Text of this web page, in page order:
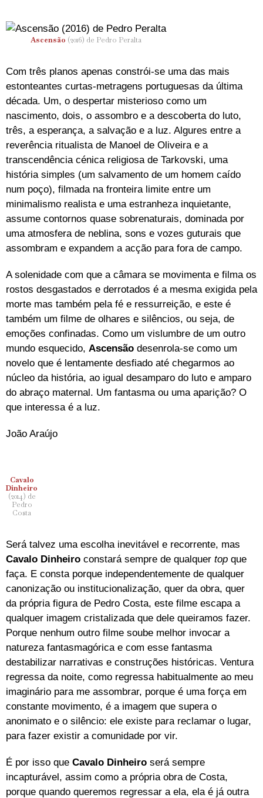
Ascensão (2016) de Pedro Peralta
Com três planos apenas constrói-se uma das mais
estonteantes curtas-metragens portuguesas da última
década. Um, o despertar misterioso como um
nascimento, dois, o assombro e a descoberta do luto,
três, a esperança, a salvação e a luz. Algures entre a
reverência ritualista de Manoel de Oliveira e a
transcendência cénica religiosa de Tarkovski, uma
história simples (um salvamento de um homem caído
num poço), filmada na fronteira limite entre um
minimalismo realista e uma estranheza inquietante,
assume contornos quase sobrenaturais, dominada por
uma atmosfera de neblina, sons e vozes guturais que
assombram e expandem a acção para fora de campo.
A solenidade com que a câmara se movimenta e filma os
rostos desgastados e derrotados é a mesma exigida pela
morte mas também pela fé e ressurreição, e este é
também um filme de olhares e silêncios, ou seja, de
emoções confinadas. Como um vislumbre de um outro
mundo esquecido, Ascensão desenrola-se como um
novelo que é lentamente desfiado até chegarmos ao
núcleo da história, ao igual desamparo do luto e amparo
do abraço maternal. Um fantasma ou uma aparição? O
que interessa é a luz.
João Araújo
Cavalo
Dinheiro
(2014) de
Pedro
Costa
Será talvez uma escolha inevitável e recorrente, mas
Cavalo Dinheiro constará sempre de qualquer top que
faça. E consta porque independentemente de qualquer
canonização ou institucionalização, quer da obra, quer
da própria figura de Pedro Costa, este filme escapa a
qualquer imagem cristalizada que dele queiramos fazer.
Porque nenhum outro filme soube melhor invocar a
natureza fantasmagórica e com esse fantasma
destabilizar narrativas e construções históricas. Ventura
regressa da noite, como regressa habitualmente ao meu
imaginário para me assombrar, porque é uma força em
constante movimento, é a imagem que supera o
anonimato e o silêncio: ele existe para reclamar o lugar,
para fazer existir a comunidade por vir.
É por isso que Cavalo Dinheiro será sempre
incapturável, assim como a própria obra de Costa,
porque quando queremos regressar a ela, ela é já outra